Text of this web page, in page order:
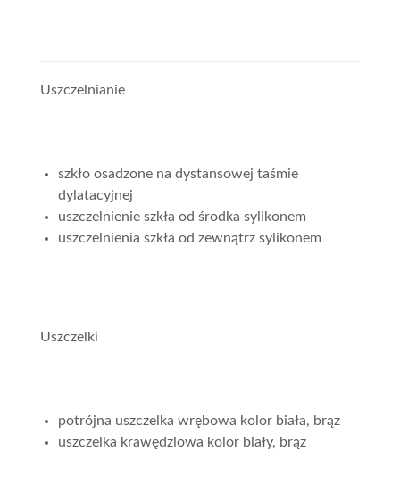
Uszczelnianie
szkło osadzone na dystansowej taśmie
dylatacyjnej
uszczelnienie szkła od środka sylikonem
uszczelnienia szkła od zewnątrz sylikonem
Uszczelki
potrójna uszczelka wrębowa kolor biała, brąz
uszczelka krawędziowa kolor biały, brąz